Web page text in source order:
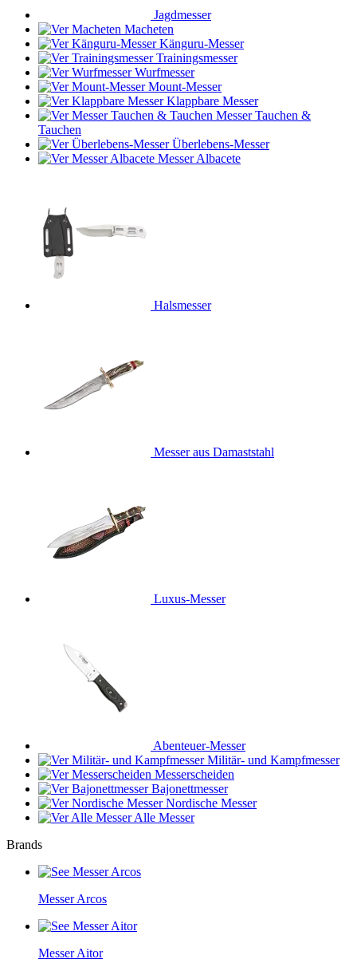
Jagdmesser
Macheten
Känguru-Messer
Trainingsmesser
Wurfmesser
Mount-Messer
Klappbare Messer
Messer Tauchen &
Tauchen
Überlebens-Messer
Messer Albacete
Halsmesser
Messer aus Damaststahl
Luxus-Messer
Abenteuer-Messer
Militär- und Kampfmesser
Messerscheiden
Bajonettmesser
Nordische Messer
Alle Messer
Brands
Messer Arcos
Messer Aitor